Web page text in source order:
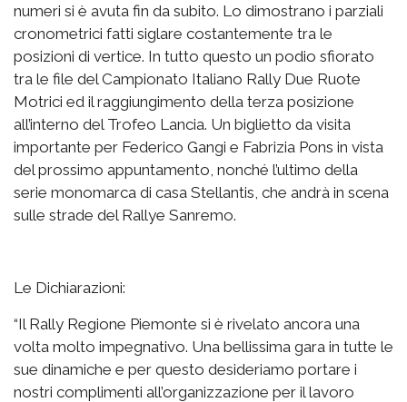
numeri si è avuta fin da subito. Lo dimostrano i parziali
cronometrici fatti siglare costantemente tra le
posizioni di vertice. In tutto questo un podio sfiorato
tra le file del Campionato Italiano Rally Due Ruote
Motrici ed il raggiungimento della terza posizione
all’interno del Trofeo Lancia. Un biglietto da visita
importante per Federico Gangi e Fabrizia Pons in vista
del prossimo appuntamento, nonché l’ultimo della
serie monomarca di casa Stellantis, che andrà in scena
sulle strade del Rallye Sanremo.
Le Dichiarazioni:
“Il Rally Regione Piemonte si è rivelato ancora una
volta molto impegnativo. Una bellissima gara in tutte le
sue dinamiche e per questo desideriamo portare i
nostri complimenti all’organizzazione per il lavoro